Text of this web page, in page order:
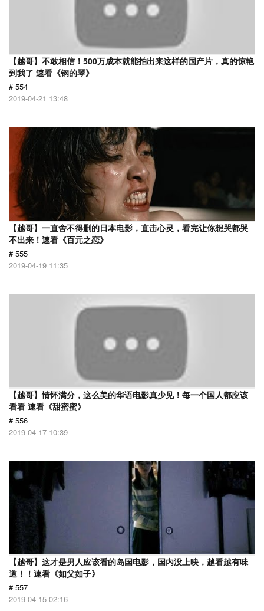
【越哥】不敢相信！500万成本就能拍出来这样的国产片，真的惊艳
到我了 速看《钢的琴》
# 554
2019-04-21 13:48
【越哥】一直舍不得删的日本电影，直击心灵，看完让你想哭都哭
不出来！速看《百元之恋》
# 555
2019-04-19 11:35
【越哥】情怀满分，这么美的华语电影真少见！每一个国人都应该
看看 速看《甜蜜蜜》
# 556
2019-04-17 10:39
【越哥】这才是男人应该看的岛国电影，国内没上映，越看越有味
道！！速看《如父如子》
# 557
2019-04-15 02:16